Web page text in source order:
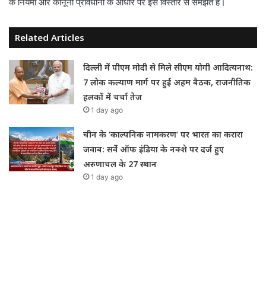
Related Articles
दिल्ली में पीएम मोदी से मिले सीएम योगी आदित्यनाथ:
7 लोक कल्याण मार्ग पर हुई अहम बैठक, राजनीतिक
हलकों में चर्चा तेज
1 day ago
चीन के ‘काल्पनिक नामकरण’ पर भारत का करारा
जवाब: सर्वे ऑफ इंडिया के नक्शे पर दर्ज हुए
अरुणाचल के 27 स्थान
1 day ago